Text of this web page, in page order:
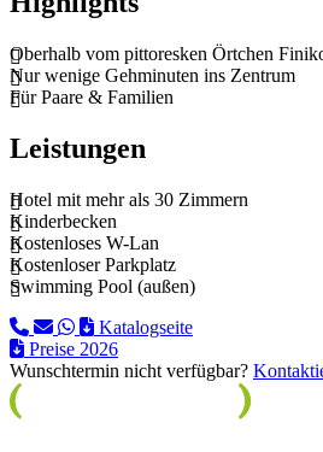
Oberhalb vom pittoresken Örtchen
Nur wenige Gehminuten ins Zentrum
Für Paare & Familien
Leistungen
Hotel mit mehr als 30 Zimmern
Kinderbecken
Kostenloses W-Lan
Kostenloser Parkplatz
Swimming Pool (außen)
Katalogseite
Preise 2026
Wunschtermin nicht verfügbar?